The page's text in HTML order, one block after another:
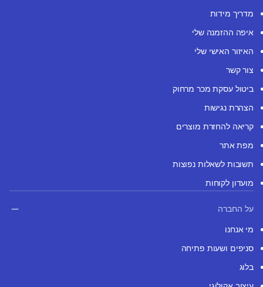
מדריך מידות
איפה ההזמנה שלי
האיזור האישי שלי
צור קשר
ביטול עסקת מכר מרחוק
הצהרת נגישות
קריאה להחזרת מוצרים
מפת אתר
תשובות לשאלות נפוצות
מועדון לקוחות
על החברה
מי אנחנו
סניפים ושעות פתיחה
בלוג